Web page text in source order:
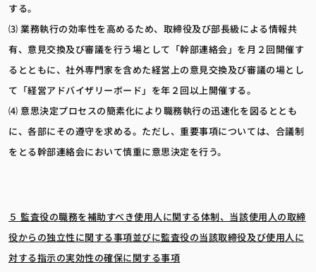
する。
⑶ 業務執行の効率性を高めるため、取締役及び部長級による情報共
有、意見交換及び審議を行う場として「幹部連絡会」を月２回開催す
るとともに、社外専門家を含めた経営上の意見交換及び審議の場とし
て「経営アドバイザリーボード」を年２回以上開催する。
⑷ 意思決定プロセスの簡素化により職務執行の迅速化を図るととも
に、各部にその遵守を求める。ただし、重要事項については、合議制
をとる幹部連絡会において慎重に意思決定を行う。
５ 監査役の職務を補助すべき使用人に関する体制、当該使用人の取締
役からの独立性に関する事項並びに監査役の当該取締役及び使用人に
対する指示の実効性の確保に関する事項